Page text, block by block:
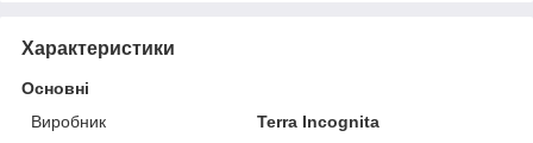
Характеристики
Основні
Виробник
Terra Incognita